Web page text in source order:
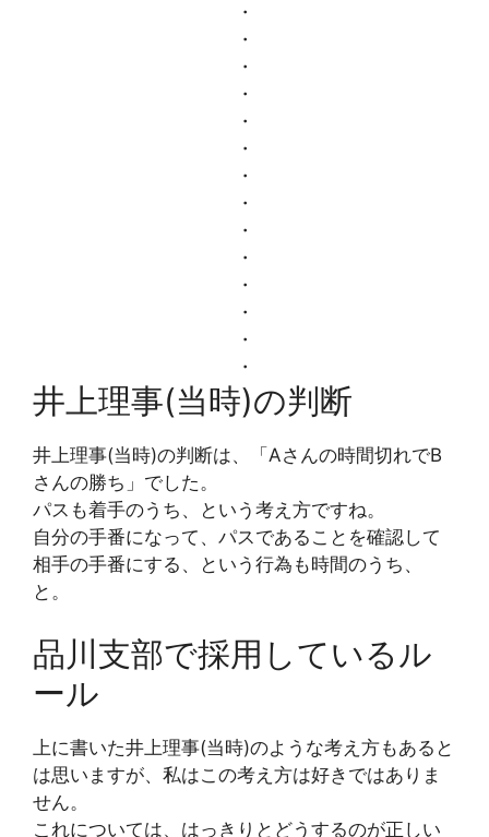
・
・
・
・
・
・
・
・
・
・
・
・
・
・
井上理事(当時)の判断
井上理事(当時)の判断は、「Aさんの時間切れでB
さんの勝ち」でした。
パスも着手のうち、という考え方ですね。
自分の手番になって、パスであることを確認して
相手の手番にする、という行為も時間のうち、
と。
品川支部で採用しているル
ール
上に書いた井上理事(当時)のような考え方もあると
は思いますが、私はこの考え方は好きではありま
せん。
これについては、はっきりとどうするのが正しい